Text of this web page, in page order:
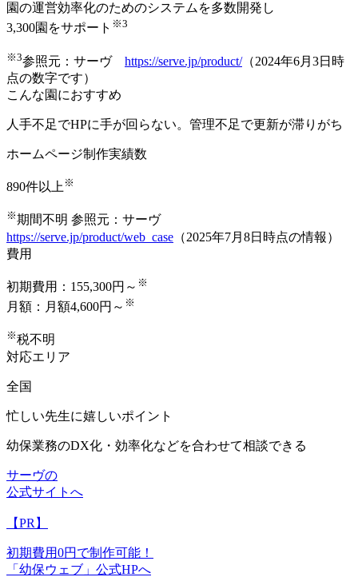
園の運営効率化のためのシステムを多数開発し
3,300園 をサポート ※3
※3参照元：サーヴ https://serve.jp/product/（2024年6月3日時
点の数字です）
こんな園におすすめ
人手不足でHPに手が回らない。管理不足で更新が滞りがち
ホームページ制作実績数
890件以上 ※
※期間不明 参照元：サーヴ
https://serve.jp/product/web_case （2025年7月8日時点の情報）
費用
初期費用： 155,300円～ ※
月額： 月額4,600円～ ※
※税不明
対応エリア
全国
忙しい先生に嬉しいポイント
幼保業務のDX化・効率化などを合わせて相談できる
サーヴの
公式サイトへ
【PR】
初期費用0円で制作可能！
「幼保ウェブ」公式HPへ